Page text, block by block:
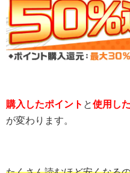
購入したポイント と使用し
が変わります。